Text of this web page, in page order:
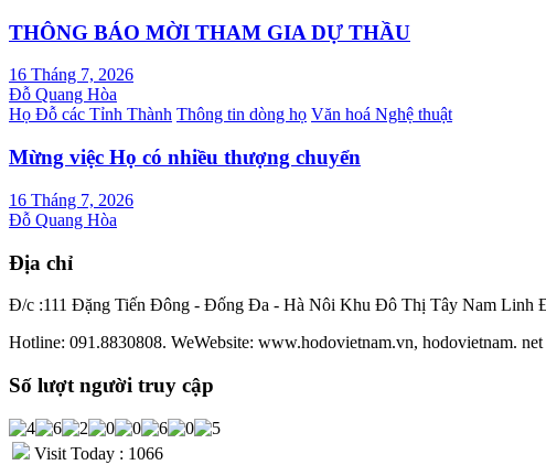
THÔNG BÁO MỜI THAM GIA DỰ THẦU
16 Tháng 7, 2026
Đỗ Quang Hòa
Họ Đỗ các Tỉnh Thành Thông tin dòng họ Văn hoá Nghệ thuật
Mừng việc Họ có nhiều thượng chuyển
16 Tháng 7, 2026
Đỗ Quang Hòa
Địa chỉ
Đ/c :111 Đặng Tiến Đông - Đống Đa - Hà Nôi Khu Đô Thị Tây Nam Linh
Hotline: 091.8830808. WeWebsite: www.hodovietnam.vn, hodovietnam.
Số lượt người truy cập
Visit Today : 1066